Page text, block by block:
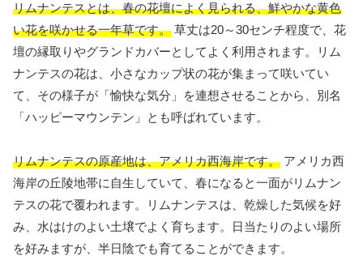
リムナンテスとは、春の花壇によく見られる、鮮やかな黄色
い花を咲かせる一年草です。 草丈は20～30センチ程度で、花
壇の縁取りやグランドカバーとしてよく利用されます。リム
ナンテスの花は、小さなカップ状の花が集まって咲いてい
て、その様子が「愉快な気分」を連想させることから、別名
「ハッピーマウンテン」とも呼ばれています。
リムナンテスの原産地は、アメリカ西海岸です。 アメリカ西
海岸の丘陵地帯に自生していて、春になると一面がリムナン
テスの花で覆われます。リムナンテスは、乾燥した気候を好
み、水はけのよい土壌でよく育ちます。日当たりのよい場所
を好みますが、半日陰でも育てることができます。